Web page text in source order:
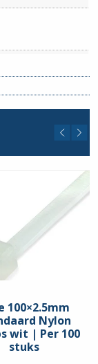
100×2.5mm
Nylon
wit | Per 100
stuks